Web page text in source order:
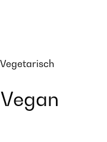
Vegetarisch